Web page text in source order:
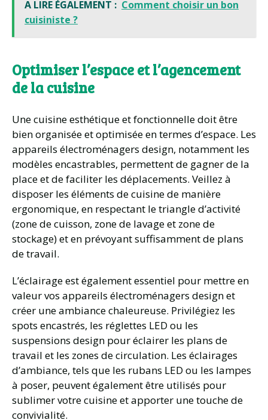
A LIRE ÉGALEMENT : Comment choisir un bon
cuisiniste ?
Optimiser l’espace et l’agencement
de la cuisine
Une cuisine esthétique et fonctionnelle doit être
bien organisée et optimisée en termes d’espace. Les
appareils électroménagers design, notamment les
modèles encastrables, permettent de gagner de la
place et de faciliter les déplacements. Veillez à
disposer les éléments de cuisine de manière
ergonomique, en respectant le triangle d’activité
(zone de cuisson, zone de lavage et zone de
stockage) et en prévoyant suffisamment de plans
de travail.
L’éclairage est également essentiel pour mettre en
valeur vos appareils électroménagers design et
créer une ambiance chaleureuse. Privilégiez les
spots encastrés, les réglettes LED ou les
suspensions design pour éclairer les plans de
travail et les zones de circulation. Les éclairages
d’ambiance, tels que les rubans LED ou les lampes
à poser, peuvent également être utilisés pour
sublimer votre cuisine et apporter une touche de
convivialité.